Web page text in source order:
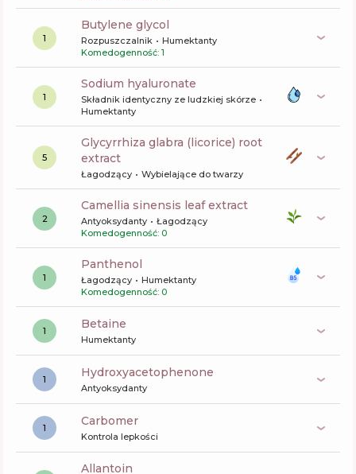
1
butylene glycol
Rozpuszczalnik
Humektanty
Komedogenność: 1
1
sodium hyaluronate
Składnik identyczny ze ludzkiej skórze
Humektanty
5
glycyrrhiza glabra (licorice) root
extract
Łagodzący Wybielające do twarzy
2
camellia sinensis leaf extract
Antyoksydanty
Łagodzący
Komedogenność: 0
1
panthenol
Łagodzący
Humektanty
Komedogenność: 0
1 betaine
Humektanty
1 Hydroxyacetophenone
Antyoksydanty
1 carbomer
Kontrola lepkości
allantoin